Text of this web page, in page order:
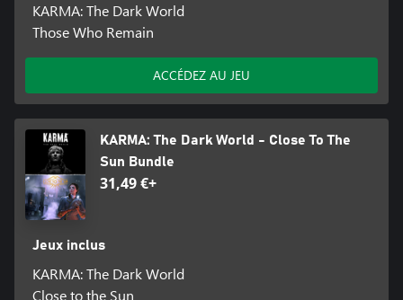
KARMA: The Dark World
Those Who Remain
ACCÉDEZ AU JEU
KARMA: The Dark World - Close To The
Sun Bundle
31,49 €+
Jeux inclus
KARMA: The Dark World
Close to the Sun